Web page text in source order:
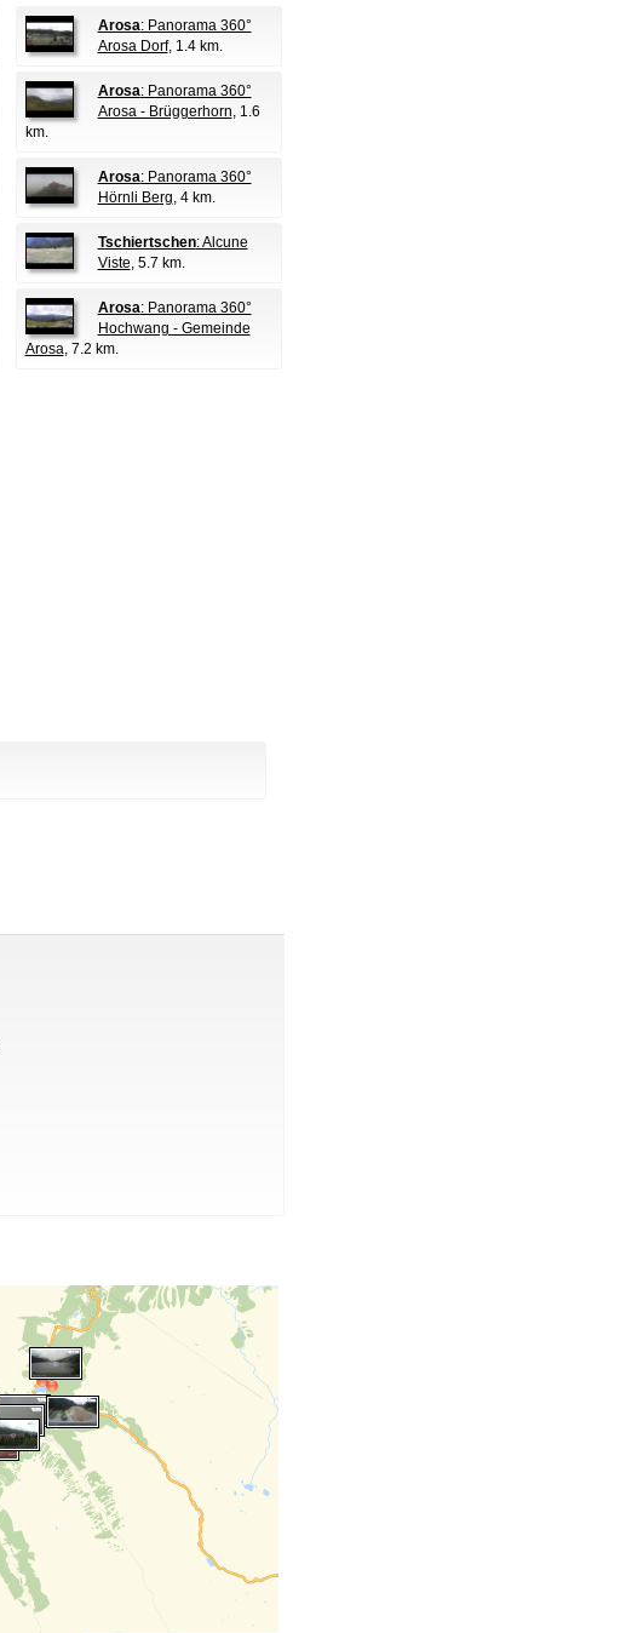
Arosa: Panorama 360°
Arosa Dorf, 1.4 km.
Arosa: Panorama 360°
Arosa - Brüggerhorn, 1.6
km.
Arosa: Panorama 360°
Hörnli Berg, 4 km.
Tschiertschen: Alcune
Viste, 5.7 km.
Arosa: Panorama 360°
Hochwang - Gemeinde
Arosa, 7.2 km.